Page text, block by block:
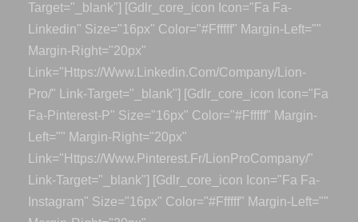
Target="_blank"] [gdlr_core_icon Icon="fa Fa-
Linkedin" Size="16px" Color="#ffffff" Margin-Left=""
Margin-Right="20px"
Link="https://www.linkedin.com/company/lion-
Pro/" Link-Target="_blank"] [gdlr_core_icon Icon="fa
Fa-Pinterest-P" Size="16px" Color="#ffffff" Margin-
Left="" Margin-Right="20px"
Link="https://www.pinterest.fr/LionProCompany/"
Link-Target="_blank"] [gdlr_core_icon Icon="fa Fa-
Instagram" Size="16px" Color="#ffffff" Margin-Left=""